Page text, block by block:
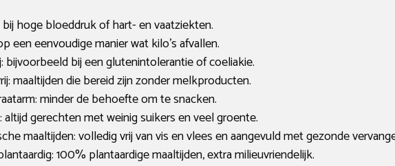
hoge bloeddruk of hart- en vaatziekten.
een eenvoudige manier wat kilo’s afvallen.
bijvoorbeeld bij een glutenintolerantie of coeliakie.
maaltijden die bereid zijn zonder melkproducten.
minder de behoefte om te snacken.
altijd gerechten met weinig suikers en veel groente.
maaltijden: volledig vrij van vis en vlees en aangevuld met gezonde
100% plantaardige maaltijden, extra milieuvriendelijk.